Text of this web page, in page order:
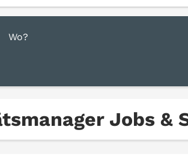
Wo?
Jobs &